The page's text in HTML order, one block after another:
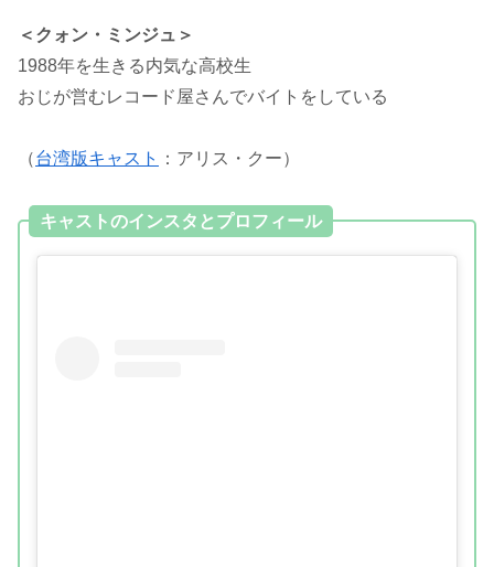
＜クォン・ミンジュ＞
1988年を生きる内気な高校生
おじが営むレコード屋さんでバイトをしている
（台湾版キャスト ：アリス・クー）
キャストのインスタとプロフィール